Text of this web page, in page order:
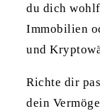
du dich
Immobilien
und
Richte dir
dein